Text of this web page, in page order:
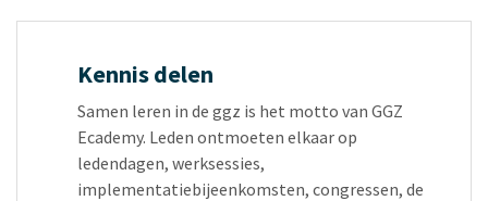
Kennis delen
Samen leren in de ggz is het motto van GGZ
Ecademy. Leden ontmoeten elkaar op
ledendagen, werksessies,
implementatiebijeenkomsten, congressen, de